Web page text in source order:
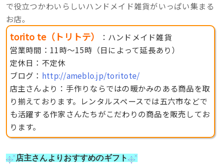
で役立つかわいらしいハンドメイド雑貨がいっぱい集まる
お店。
torito te（トリトテ）
：ハンドメイド雑貨
営業時間：11時〜15時（日によって延長あり）
定休日：不定休
ブログ： http://ameblo.jp/toritote/
店主さんより：手作りならではの暖かみのある商品を取
り揃えております。レンタルスペースでは五六市などで
も活躍する作家さんたちがこだわりの商品を販売してお
ります。
店主さんよりおすすめのギフト